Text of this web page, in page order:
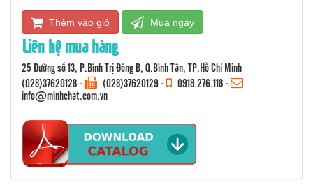
Thêm vào giỏ Mua ngay
Liên hệ mua hàng
25 Đường số 13, P.Bình Trị Đông B, Q.Bình Tân, TP.Hồ Chí Minh
(028)37620128- (028)37620129 - 0918.276.118-
info@minhchat.com.vn